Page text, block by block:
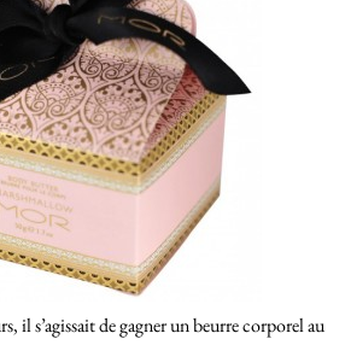
il s’agissait de gagner un beurre corporel au